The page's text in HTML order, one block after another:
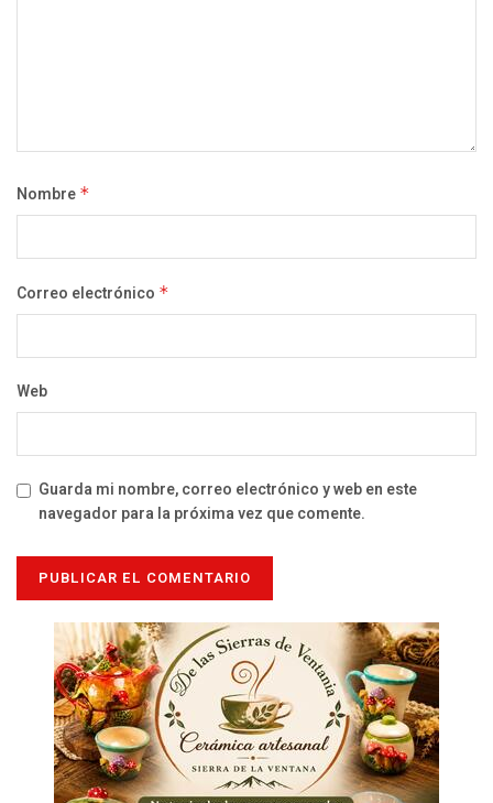
Nombre *
Correo electrónico *
Web
Guarda mi nombre, correo electrónico y web en este
navegador para la próxima vez que comente.